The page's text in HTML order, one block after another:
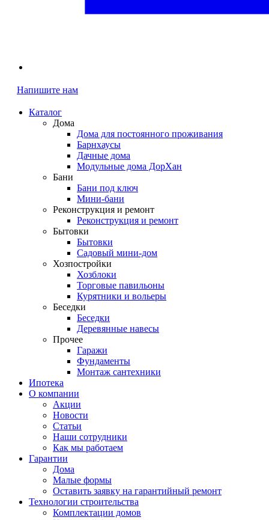
Напишите нам
Каталог
Дома
Дома для постоянного проживания
Барнхаусы
Дачные дома
Модульные дома ДорХан
Бани
Бани под ключ
Мини-бани
Реконструкция и ремонт
Реконструкция и ремонт
Бытовки
Бытовки
Садовый мини-дом
Хозпостройки
Хозблоки
Торговые павильоны
Курятники и вольеры
Беседки
Беседки
Деревянные навесы
Прочее
Гаражи
Фундаменты
Монтаж сантехники
Ипотека
О компании
Акции
Новости
Статьи
Наши сотрудники
Как мы работаем
Гарантии
Дома
Малые формы
Оставить заявку на гарантийный ремонт
Технологии строительства
Комплектации домов